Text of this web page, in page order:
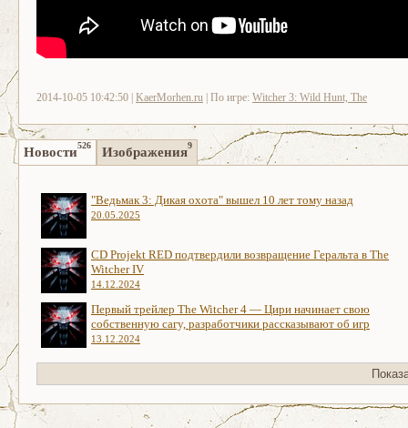
2014-10-05 10:42:50 | KaerMorhen.ru | По игре: Witcher 3: Wild Hunt, The
Новости526 Изображения9
"Ведьмак 3: Дикая охота" вышел 10 лет тому назад
20.05.2025
CD Projekt RED подтвердили возвращение Геральта в The
Witcher IV
14.12.2024
Первый трейлер The Witcher 4 — Цири начинает свою
собственную сагу, разработчики рассказывают об игр
13.12.2024